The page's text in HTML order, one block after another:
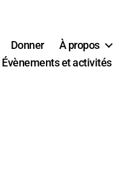
Donner
À propos
Évènements et activités